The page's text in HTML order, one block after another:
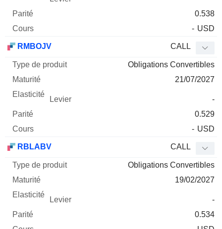
0.538
- USD
RMBOJV CALL
Obligations Convertibles
21/07/2027
-
0.529
- USD
RBLABV CALL
Obligations Convertibles
19/02/2027
-
0.534